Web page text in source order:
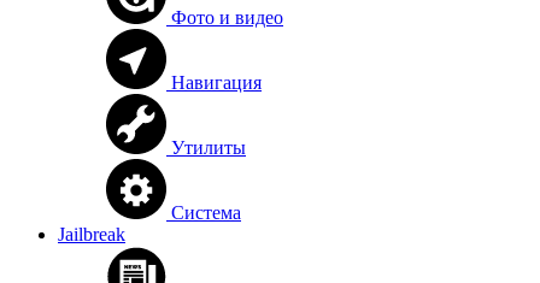
Фото и видео
Навигация
Утилиты
Система
Jailbreak